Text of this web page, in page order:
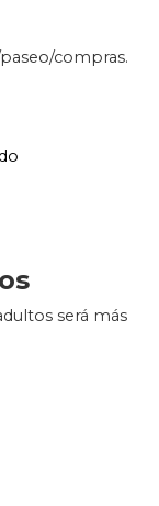
compras.
será más